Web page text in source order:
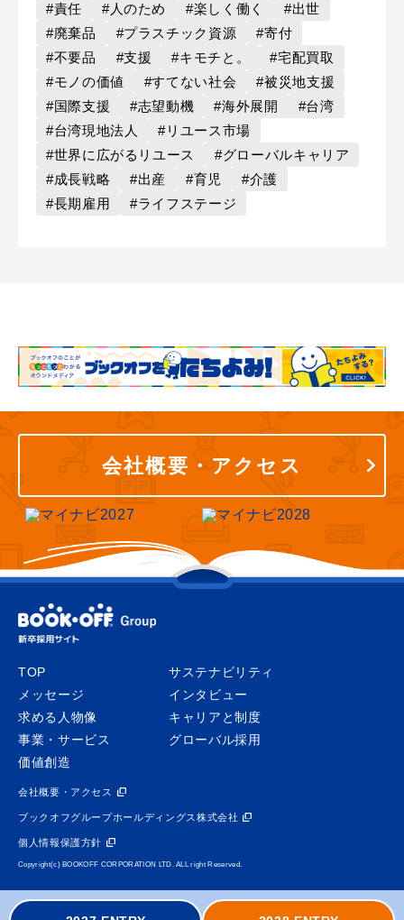
#責任
#人のため #楽しく働く
#出世
#廃棄品
#プラスチック資源
#寄付
#不要品
#支援 #キモチと。
#宅配買取
#モノの価値
#すてない社会
#被災地支援
#国際支援
#志望動機 #海外展開
#台湾
#台湾現地法人
#リユース市場
#世界に広がるリユース
#グローバルキャリア
#成長戦略
#出産 #育児
#介護
#長期雇用
#ライフステージ
会社概要・アクセス
TOP
メッセージ
求める人物像
事業・サービス
価値創造
サステナビリティ
インタビュー
キャリアと制度
グローバル採用
会社概要・アクセス
ブックオフグループホールディングス株式会社
個人情報保護方針
Copyright(c) BOOKOFF CORPORATION LTD. ALL right Reserved.